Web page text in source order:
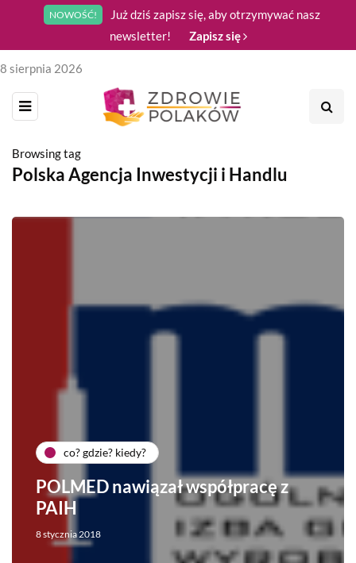
NOWOŚĆ!
Już dziś zapisz się, aby otrzymywać nasz
newsletter!
Zapisz się
8 sierpnia 2026
Browsing tag
Polska Agencja Inwestycji i Handlu
co? gdzie? kiedy?
POLMED nawiązał współpracę z
PAIH
8 stycznia 2018